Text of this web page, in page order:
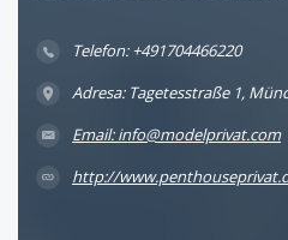
Telefon: +491704466220
Adresa: Tagetesstraße 1,
Email: info@modelprivat.com
http://